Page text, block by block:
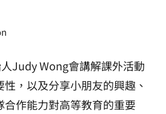
Judy Wong會講解課外活動
，以及分享小朋友的興趣、
作能力對高等教育的重要